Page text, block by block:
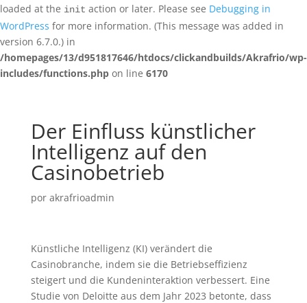
loaded at the init action or later. Please see Debugging in
WordPress for more information. (This message was added in
version 6.7.0.) in
/homepages/13/d951817646/htdocs/clickandbuilds/Akrafrio/wp-
includes/functions.php on line 6170
Der Einfluss künstlicher
Intelligenz auf den
Casinobetrieb
por akrafrioadmin
Künstliche Intelligenz (KI) verändert die
Casinobranche, indem sie die Betriebseffizienz
steigert und die Kundeninteraktion verbessert. Eine
Studie von Deloitte aus dem Jahr 2023 betonte, dass